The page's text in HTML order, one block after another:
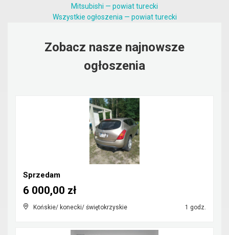
Mitsubishi — powiat turecki
Wszystkie ogłoszenia — powiat turecki
Zobacz nasze najnowsze
ogłoszenia
Sprzedam
Końskie/ konecki/ świętokrzyskie 1 godz.
6 000,00 zł